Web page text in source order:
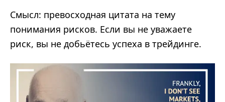
Смысл: превосходная цитата на тему
понимания рисков. Если вы не уважаете
риск, вы не добьётесь успеха в трейдинге.